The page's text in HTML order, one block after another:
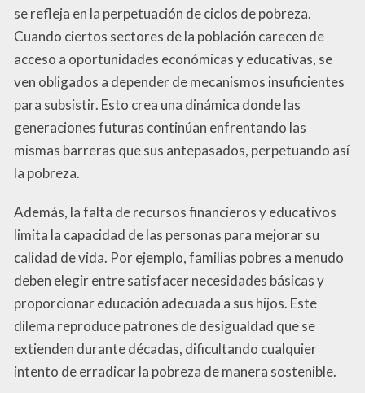
se refleja en la perpetuación de ciclos de pobreza.
Cuando ciertos sectores de la población carecen de
acceso a oportunidades económicas y educativas, se
ven obligados a depender de mecanismos insuficientes
para subsistir. Esto crea una dinámica donde las
generaciones futuras continúan enfrentando las
mismas barreras que sus antepasados, perpetuando así
la pobreza.
Además, la falta de recursos financieros y educativos
limita la capacidad de las personas para mejorar su
calidad de vida. Por ejemplo, familias pobres a menudo
deben elegir entre satisfacer necesidades básicas y
proporcionar educación adecuada a sus hijos. Este
dilema reproduce patrones de desigualdad que se
extienden durante décadas, dificultando cualquier
intento de erradicar la pobreza de manera sostenible.